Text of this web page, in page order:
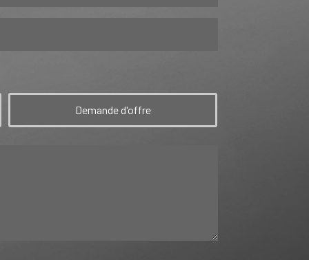
Demande d'offre